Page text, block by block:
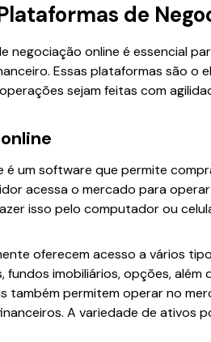
de
negociação online é essencial
Essas plataformas são o
sejam feitas com
é um software que permite
acessa o mercado para
isso pelo computador ou
oferecem acesso a vários
fundos imobiliários, opções, além
permitem operar no
A variedade de ativos